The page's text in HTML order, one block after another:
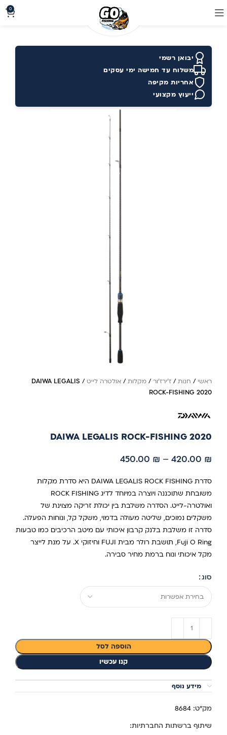
0
יבואן רשמי
משלוח עד חמישה ימי עסקים
אחריות מקיפה
ייעוץ מקצועי
ראשי / חנות/ ז'ירז'ור/ מקלות/ אולטרה לייט/
DAIWA LEGALIS
ROCK-FISHING 2020
DAIWA LEGALIS ROCK-FISHING 2020
420.00 ₪
–
450.00 ₪
סדרת DAIWA LEGALIS ROCK FISHING היא סדרת מקלות
משובחת שתוכננה ויוצרה במיוחד לדיג ROCK FISHING
ואולטרה-לייט. הסדרה משלבת בין יכולת זריקה מצוינת של
משקלים נמוכים, שליטה מעולה בדמוי, משקל קל, ונוחות הפעלה.
סדרה זו משלבת בלנק קרבון איכותי עם מיטב הרכיבים כמו טבעות
Fuji O Ring, תושבת רולר מבית FUJI וחיזוקי X. על מנת לייצר
מקל איכותי ונוח ברמת מחיר סבירה.
סוג
הוספה לסל
קנו עכשיו
מידע נוסף
מק"ט: 8684
שיתוף ברשתות החברתיות: